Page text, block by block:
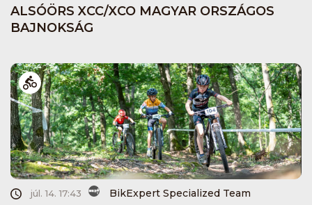
ALSÓÖRS XCC/XCO MAGYAR ORSZÁGOS
BAJNOKSÁG
júl. 14. 17:43 BikExpert Specialized Team